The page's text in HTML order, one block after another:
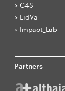
> C4S
> LidVa
> Impact_Lab
Partners